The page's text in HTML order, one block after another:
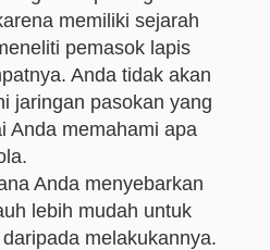
memiliki sejarah
pemasok lapis
Anda tidak akan
jaringan pasokan yang
Anda memahami apa
Anda menyebarkan
lebih mudah untuk
melakukannya.